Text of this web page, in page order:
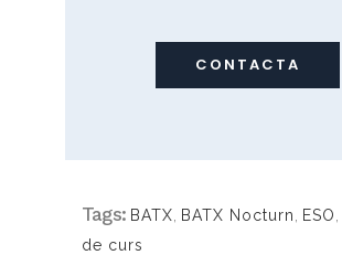
CONTACTA
Tags: BATX BATX Nocturn ESO
de curs